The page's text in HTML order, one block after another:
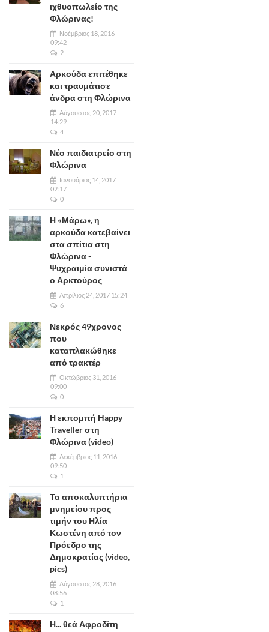
ιχθυοπωλείο της
Φλώρινας!
Νοέμβριος 18, 2016
09:42
2
Αρκούδα επιτέθηκε
και τραυμάτισε
άνδρα στη Φλώρινα
Αύγουστος 20, 2017
14:29
4
Νέο παιδιατρείο στη
Φλώρινα
Ιανουάριος 14, 2017
02:17
0
Η «Μάρω», η
αρκούδα κατεβαίνει
στα σπίτια στη
Φλώρινα -
Ψυχραιμία συνιστά
ο Αρκτούρος
Απρίλιος 24, 2017 15:24
6
Νεκρός 49χρονος
που
καταπλακώθηκε
από τρακτέρ
Οκτώβριος 31, 2016
09:00
0
Η εκπομπή Happy
Traveller στη
Φλώρινα (video)
Δεκέμβριος 11, 2016
09:50
1
Τα αποκαλυπτήρια
μνημείου προς
τιμήν του Ηλία
Κωστένη από τον
Πρόεδρο της
Δημοκρατίας (video,
pics)
Αύγουστος 28, 2016
08:56
1
Η... θεά Αφροδίτη